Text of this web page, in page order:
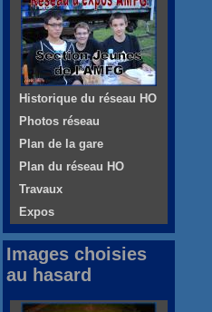
Historique du réseau HO
Photos réseau
Plan de la gare
Plan du réseau HO
Travaux
Expos
Images choisies
au hasard